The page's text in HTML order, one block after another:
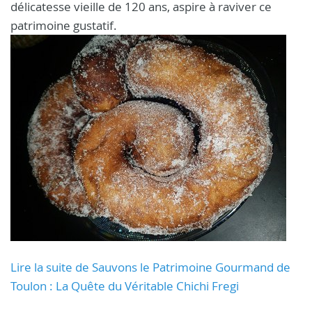
délicatesse vieille de 120 ans, aspire à raviver ce
patrimoine gustatif.
Lire la suite de Sauvons le Patrimoine Gourmand de
Toulon : La Quête du Véritable Chichi Fregi